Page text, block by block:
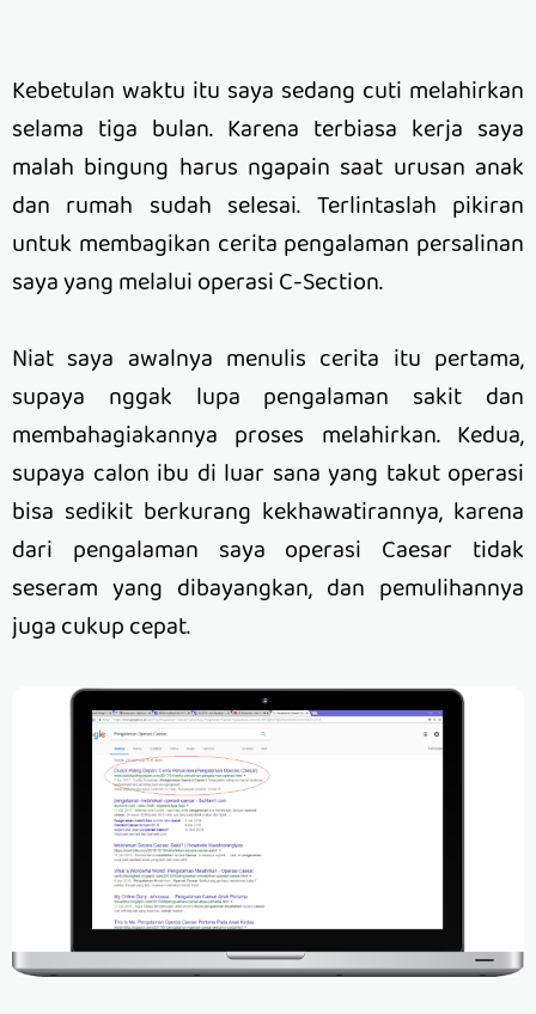
Kebetulan waktu itu saya sedang cuti melahirkan
selama tiga bulan. Karena terbiasa kerja saya
malah bingung harus ngapain saat urusan anak
dan rumah sudah selesai. Terlintaslah pikiran
untuk membagikan cerita pengalaman persalinan
saya yang melalui operasi C-Section.
Niat saya awalnya menulis cerita itu pertama,
supaya nggak lupa pengalaman sakit dan
membahagiakannya proses melahirkan. Kedua,
supaya calon ibu di luar sana yang takut operasi
bisa sedikit berkurang kekhawatirannya, karena
dari pengalaman saya operasi Caesar tidak
seseram yang dibayangkan, dan pemulihannya
juga cukup cepat.